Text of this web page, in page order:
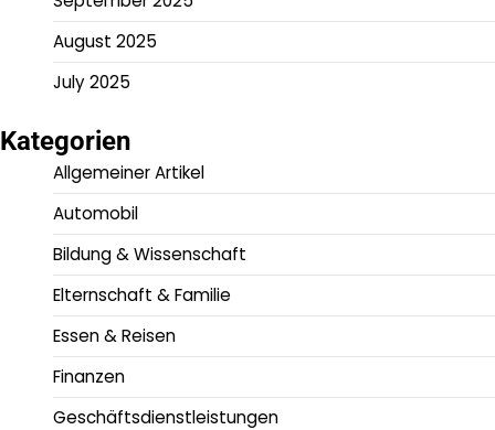
August 2025
July 2025
Kategorien
Allgemeiner Artikel
Automobil
Bildung & Wissenschaft
Elternschaft & Familie
Essen & Reisen
Finanzen
Geschäftsdienstleistungen